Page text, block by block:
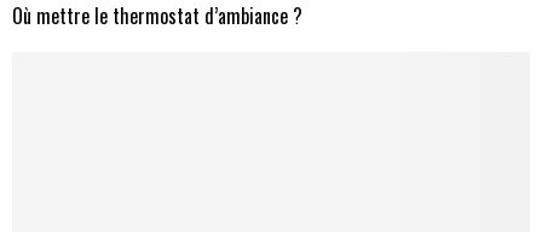
Où mettre le thermostat d’ambiance ?